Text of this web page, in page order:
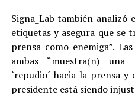
Signa_Lab también analizó
etiquetas y asegura que se
prensa como enemiga”.
ambas “muestra(n) una
`repudio´ hacia la prensa y
presidente está siendo